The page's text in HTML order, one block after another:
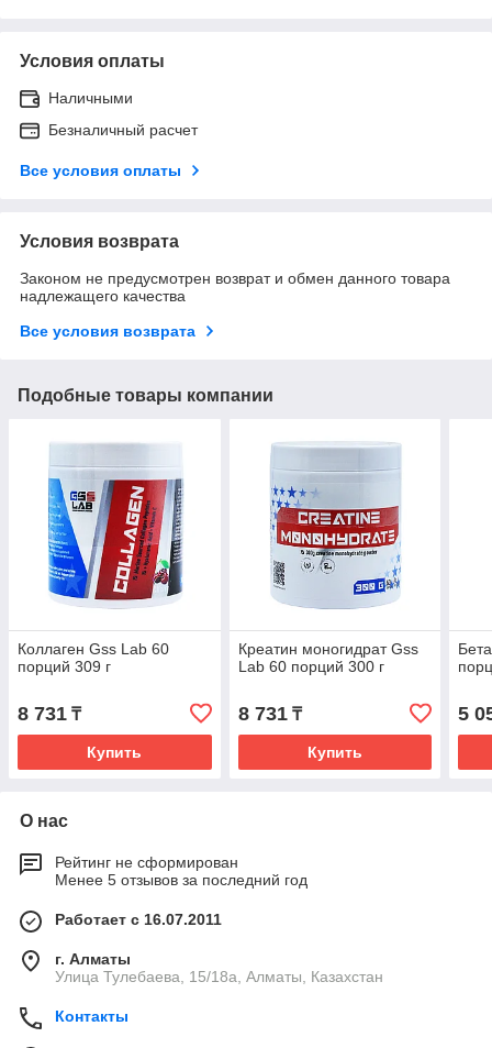
Условия оплаты
Наличными
Безналичный расчет
Все условия оплаты
Условия возврата
Законом не предусмотрен возврат и обмен данного товара
надлежащего качества
Все условия возврата
Подобные товары компании
Коллаген Gss Lab 60
порций 309 г
8 731 ₸
Купить
Креатин моногидрат Gss
Lab 60 порций 300 г
8 731₸
Купить
5
О нас
Рейтинг не сформирован
Менее 5 отзывов за последний год
Работает с 16.07.2011
г. Алматы
Улица Тулебаева, 15/18а, Алматы, Казахстан
Контакты